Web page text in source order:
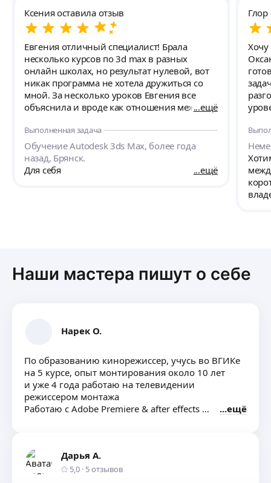
Ксения оставила отзыв
Евгения отличный специалист! Брала
несколько курсов по 3d max в разных
онлайн школах, но результат нулевой, вот
никак программа не хотела дружиться со
мной. За несколько уроков Евгения все
объяснила и вроде как отношения между
Евгения объясняет все в лёгкой и понятной
форме и по несколько раз, для одаренных
как я😂Продолжаю заниматься. Спасибо
огромное!
ещё
Выполненная задача
Обучение Autodesk 3ds Max, более года
назад, Брянск.
Для себя
ещё
Глор
Хочу
на
Наши мастера пишут о себе
Нарек О.
По образованию кинорежиссер, учусь во ВГИКе
на 5 курсе, опыт монтирования около 10 лет
и уже 4 года работаю на телевидении
режиссером монтажа
Работаю с Adobe Premiere & after effects
ещё
Дарья А.
5,0 · 5отзывов